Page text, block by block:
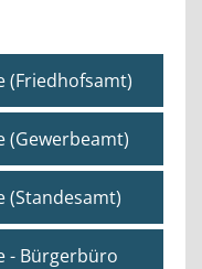
(Friedhofsamt)
(Gewerbeamt)
(Standesamt)
- Bürgerbüro